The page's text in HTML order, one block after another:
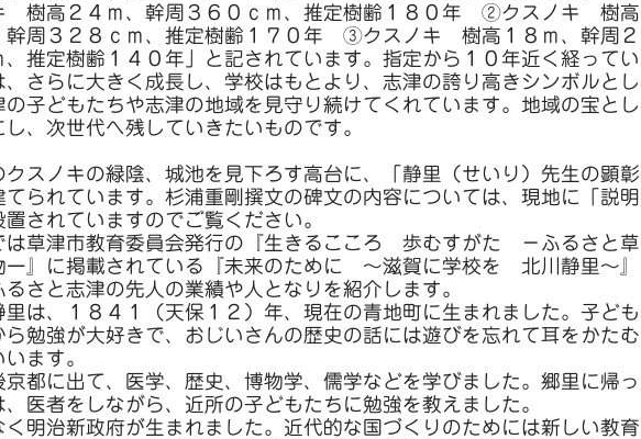
樹高２４ｍ、幹周３６０ｃｍ、推定樹齢１８０年 ②クスノキ 樹高
幹周３２８ｃｍ、推定樹齢１７０年 ③クスノキ 樹高１８ｍ、幹周２
、推定樹齢１４０年」と記されています。指定から１０年近く経ってい
、さらに大きく成長し、学校はもとより、志津の誇り高きシンボルとし
の子どもたちや志津の地域を見守り続けてくれています。地域の宝とし
し、次世代へ残していきたいものです。
スノキの緑陰、城池を見下ろす高台に、「静里（せいり）先生の顕彰
てられています。杉浦重剛撰文の碑文の内容については、現地に「説明
置されていますのでご覧ください。
草津市教育委員会発行の『生きるこころ 歩むすがた －ふるさと草
ー』に掲載されている『未来のために ～滋賀に学校を 北川静里～』
るさと志津の先人の業績や人となりを紹介します。
は、１８４１（天保１２）年、現在の青地町に生まれました。子ども
ら勉強が大好きで、おじいさんの歴史の話には遊びを忘れて耳をかたむ
ます。
都に出て、医学、歴史、博物学、儒学などを学びました。郷里に帰っ
、医者をしながら、近所の子どもたちに勉強を教えました。
明治新政府が生まれました。近代的な国づくりのためには新しい教育